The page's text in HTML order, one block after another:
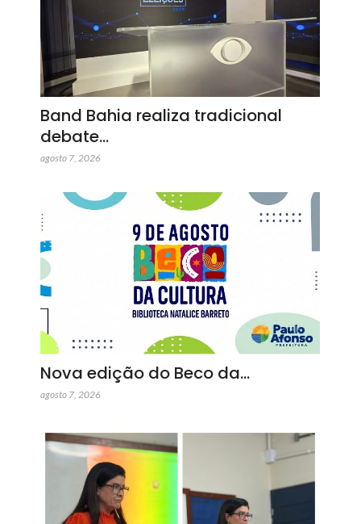
Band Bahia realiza tradicional
debate…
agosto 7, 2026
Nova edição do Beco da…
agosto 7, 2026